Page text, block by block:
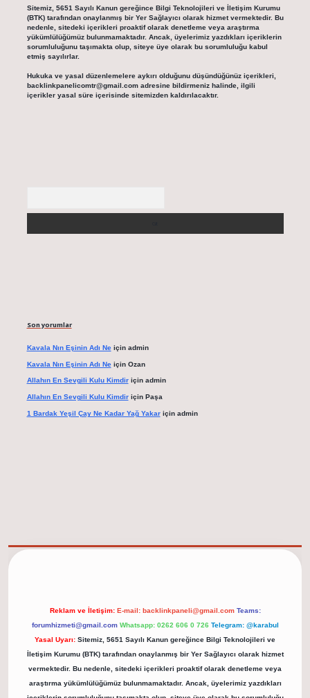
Sitemiz, 5651 Sayılı Kanun gereğince Bilgi Teknolojileri ve İletişim Kurumu
(BTK) tarafından onaylanmış bir Yer Sağlayıcı olarak hizmet vermektedir. Bu
nedenle, sitedeki içerikleri proaktif olarak denetleme veya araştırma
yükümlülüğümüz bulunmamaktadır. Ancak, üyelerimiz yazdıkları içeriklerin
sorumluluğunu taşımakta olup, siteye üye olarak bu sorumluluğu kabul
etmiş sayılırlar.
Hukuka ve yasal düzenlemelere aykırı olduğunu düşündüğünüz içerikleri,
backlinkpanelicomtr@gmail.comadresine bildirmeniz halinde, ilgili
içerikler yasal süre içerisinde sitemizden kaldırılacaktır.
Son yorumlar
Kavala Nın Eşinin Adı Neiçin admin
Kavala Nın Eşinin Adı Neiçin Ozan
Allahın En Sevgili Kulu Kimdiriçin admin
Allahın En Sevgili Kulu Kimdiriçin Paşa
1 Bardak Yeşil Çay Ne Kadar Yağ Yakariçin admin
Reklam ve İletişim: E-mail: backlinkpaneli@gmail.com Teams:
forumhizmeti@gmail.com Whatsapp: 0262 606 0 726 Telegram: @karabul
Yasal Uyarı: Sitemiz, 5651 Sayılı Kanun gereğince Bilgi Teknolojileri ve
İletişim Kurumu (BTK) tarafından onaylanmış bir Yer Sağlayıcı olarak hizmet
vermektedir. Bu nedenle, sitedeki içerikleri proaktif olarak denetleme veya
araştırma yükümlülüğümüz bulunmamaktadır. Ancak, üyelerimiz yazdıkları